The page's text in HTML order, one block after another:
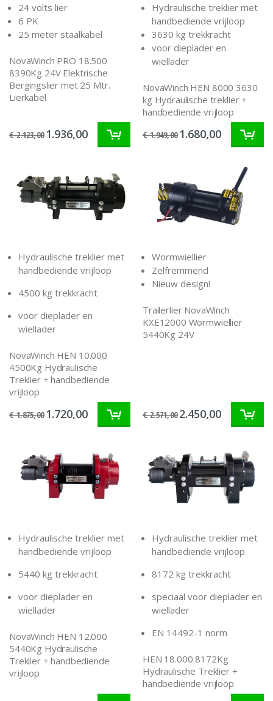
24 volts lier
6 PK
25 meter staalkabel
NovaWinch PRO 18.500
8390Kg 24V Elektrische
Bergingslier met 25 Mtr.
Lierkabel
€ 2.123,00 1.936,00
Hydraulische treklier met
handbediende vrijloop
3630 kg trekkracht
voor dieplader en
wiellader
NovaWinch HEN 8000 3630
kg Hydraulische treklier +
handbediende vrijloop
€ 1.949,00 1.680,00
Hydraulische treklier met
handbediende vrijloop
4500 kg trekkracht
voor dieplader en
wiellader
NovaWinch HEN 10.000
4500Kg Hydraulische
Treklier + handbediende
vrijloop
€ 1.875,00 1.720,00
Wormwiellier
Zelfremmend
Nieuw design!
Trailerlier NovaWinch
KXE12000 Wormwiellier
5440Kg 24V
€ 2.571,00 2.450,00
Hydraulische treklier met
handbediende vrijloop
5440 kg trekkracht
voor dieplader en
wiellader
NovaWinch HEN 12.000
5440Kg Hydraulische
Treklier + handbediende
vrijloop
Hydraulische treklier met
handbediende vrijloop
8172 kg trekkracht
speciaal voor dieplader en
wiellader
EN 14492-1 norm
HEN 18.000 8172Kg
Hydraulische Treklier +
handbediende vrijloop